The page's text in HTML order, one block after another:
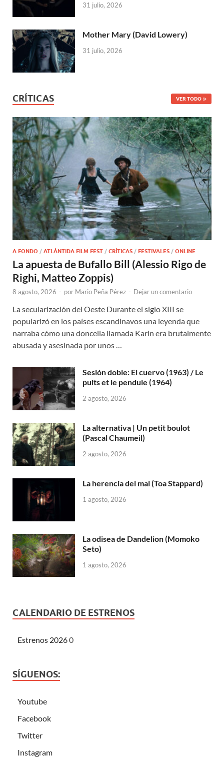
31 julio, 2026
Mother Mary (David Lowery)
31 julio, 2026
CRÍTICAS VER TODO
A FONDO / ATLÁNTIDA FILM FEST / CRÍTICAS / FESTIVALES / ONLINE
La apuesta de Bufallo Bill (Alessio Rigo de
Righi, Matteo Zoppis)
8 agosto, 2026 - por Mario Peña Pérez - Dejar un comentario
La secularización del Oeste Durante el siglo XIII se
popularizó en los países escandinavos una leyenda que
narraba cómo una doncella llamada Karin era brutalmente
abusada y asesinada por unos …
Sesión doble: El cuervo (1963) / Le
puits et le pendule (1964)
2 agosto, 2026
La alternativa | Un petit boulot
(Pascal Chaumeil)
2 agosto, 2026
La herencia del mal (Toa Stappard)
1 agosto, 2026
La odisea de Dandelion (Momoko
Seto)
1 agosto, 2026
CALENDARIO DE ESTRENOS
Estrenos 20260
SÍGUENOS:
Youtube
Facebook
Twitter
Instagram